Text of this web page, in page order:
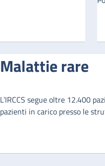
Malattie rare
L’IRCCS segue oltre 12.400
pazienti in carico presso le